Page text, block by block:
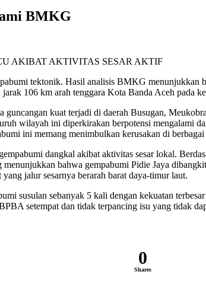
BMKG
AKIBAT AKTIVITAS SESAR AKTIF
tektonik. Hasil analisis BMKG menunjukkan
106 km arah tenggara Kota Banda Aceh pada
kuat terjadi di daerah Busugan,
wilayah ini diperkirakan berpotensi mengalami
ini memang menimbulkan kerusakan di
dangkal akibat aktivitas sesar lokal.
bahwa gempabumi Pidie Jaya
jalur sesarnya berarah barat daya-timur laut.
susulan sebanyak 5 kali dengan kekuatan
setempat dan tidak terpancing isu yang tidak
0
Shares